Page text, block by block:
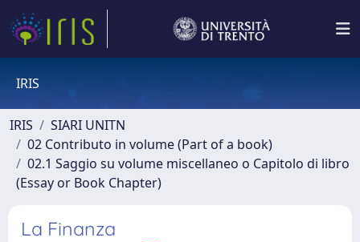
IRIS
IRIS
SIARI UNITN
02 Contributo in volume (Part of a book)
02.1 Saggio su volume miscellaneo o Capitolo di libro
(Essay or Book Chapter)
La Finanza